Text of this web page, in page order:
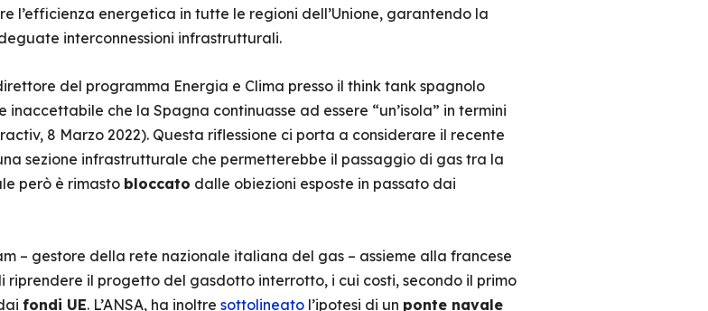
l’efficienza energetica in tutte le regioni dell’Unione, garantendo la
interconnessioni infrastrutturali.
del programma Energia e Clima presso il think tank spagnolo
inaccettabile che la Spagna continuasse ad essere “un’isola” in termini
8 Marzo 2022). Questa riflessione ci porta a considerare il recente
sezione infrastrutturale che permetterebbe il passaggio di gas tra la
però è rimasto bloccato dalle obiezioni esposte in passato dai
– gestore della rete nazionale italiana del gas – assieme alla francese
riprendere il progetto del gasdotto interrotto, i cui costi, secondo il primo
fondi UE. L’ANSA, ha inoltre sottolineatol’ipotesi di un ponte navale